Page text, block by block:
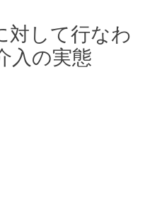
対して行なわ
入の実態